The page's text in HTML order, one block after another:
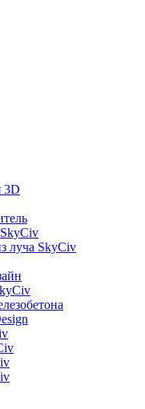
3D
SkyCiv
луча SkyCiv